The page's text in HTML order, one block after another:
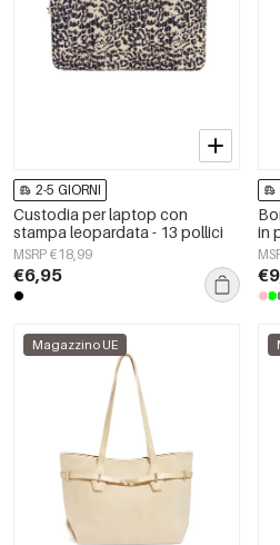
2-5 GIORNI
Custodia per laptop con
stampa leopardata - 13 pollici
MSRP €18,99
€6,95
in
Magazzino UE